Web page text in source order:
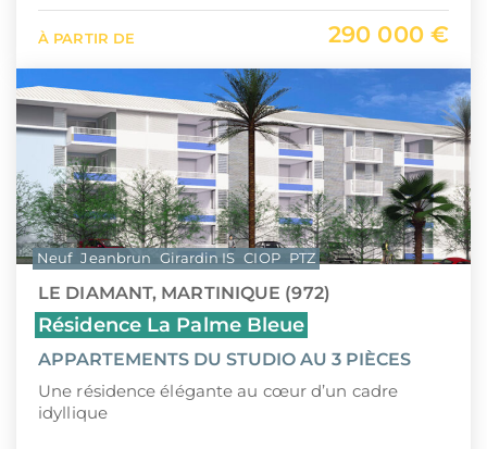
À PARTIR DE 290 000 €
LE DIAMANT, MARTINIQUE (972)
Résidence La Palme Bleue
APPARTEMENTS DU STUDIO AU 3 PIÈCES
Une résidence élégante au cœur d’un cadre
idyllique
Neuf Jeanbrun Girardin IS CIOP PTZ